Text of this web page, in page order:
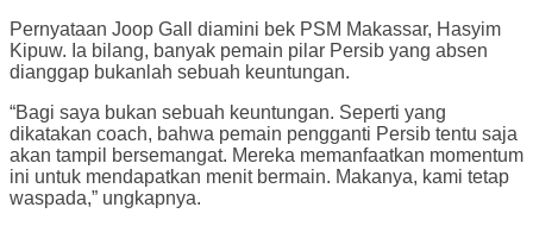
Pernyataan Joop Gall diamini bek PSM Makassar, Hasyim
Kipuw. Ia bilang, banyak pemain pilar Persib yang absen
dianggap bukanlah sebuah keuntungan.
“Bagi saya bukan sebuah keuntungan. Seperti yang
dikatakan coach, bahwa pemain pengganti Persib tentu saja
akan tampil bersemangat. Mereka memanfaatkan momentum
ini untuk mendapatkan menit bermain. Makanya, kami tetap
waspada,” ungkapnya.